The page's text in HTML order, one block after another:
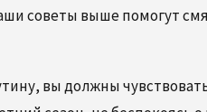
советы выше помогут
вы должны